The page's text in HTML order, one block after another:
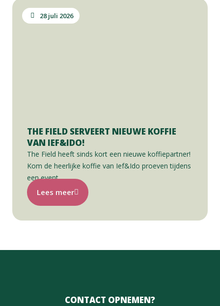
28 juli 2026
THE FIELD SERVEERT NIEUWE KOFFIE
VAN IEF&IDO!
The Field heeft sinds kort een nieuwe koffiepartner!
Kom de heerlijke koffie van Ief&Ido proeven tijdens
een event…
Lees meer
CONTACT OPNEMEN?